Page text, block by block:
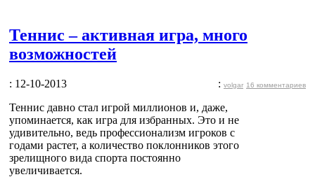
Теннис – активная игра, много
возможностей
: 12-10-2013 : volgar 16 комментариев
Теннис давно стал игрой миллионов и, даже,
упоминается, как игра для избранных. Это и не
удивительно, ведь профессионализм игроков с
годами растет, а количество поклонников этого
зрелищного вида спорта постоянно
увеличивается.